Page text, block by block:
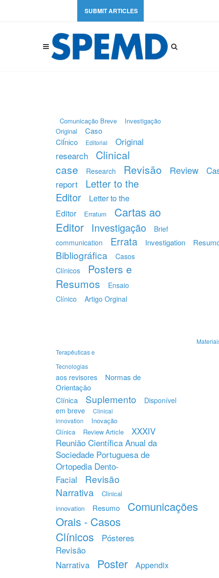
SUBMIT ARTICLES
Comunicação Breve
Investigação
Original
Caso
ClÍnico
Editorial
Original
research
Clinical
case
Research Revisão Review
report
Letter to the
Editor
Letter to the
Editor
Erratum
Cartas ao
Editor
Investigação
Brief
communication
Errata Investigation
Bibliográfica
Casos
Clínicos
Posters e
Resumos
Ensaio
Clínico
Artigo Orginal
Terapêuticas e
Tecnologias
aos revisores
Normas de
Orientação
Clínica
Suplemento
Disponível
em breve
Clinical
innovation
Inovação
Clínica
Review Article
XXXIV
Reunião Científica Anual da
Sociedade Portuguesa de
Ortopedia Dento-
Facial
Revisão
Narrativa
Clinical
innovation
Resumo
Comunicações
Orais - Casos
Clínicos
Pósteres
Revisão
Narrativa
Poster Appendix